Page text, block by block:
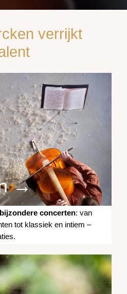
verrijkt
→
bijzondere concerten: van
tot klassiek en intiem –